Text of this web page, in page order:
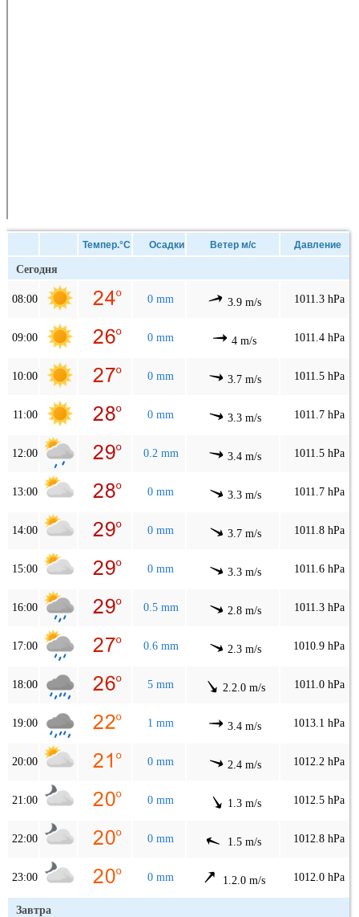
Темпер.°C Осадки Ветер м/с Давление
Сегодня
08:00 0 mm 3.9 m/s 1011.3 hPa
09:00 0 mm 4 m/s 1011.4 hPa
10:00 0 mm 3.7 m/s 1011.5 hPa
11:00 0 mm 3.3 m/s 1011.7 hPa
12:00 0.2 mm 3.4 m/s 1011.5 hPa
13:00 0 mm 3.3 m/s 1011.7 hPa
14:00 0 mm 3.7 m/s 1011.8 hPa
15:00 0 mm 3.3 m/s 1011.6 hPa
16:00 0.5 mm 2.8 m/s 1011.3 hPa
17:00 0.6 mm 2.3 m/s 1010.9 hPa
18:00 5 mm 2.2.0 m/s 1011.0 hPa
19:00 1 mm 3.4 m/s 1013.1 hPa
20:00 0 mm 2.4 m/s 1012.2 hPa
21:00 0 mm 1.3 m/s 1012.5 hPa
22:00 0 mm 1.5 m/s 1012.8 hPa
23:00 0 mm 1.2.0 m/s 1012.0 hPa
Завтра